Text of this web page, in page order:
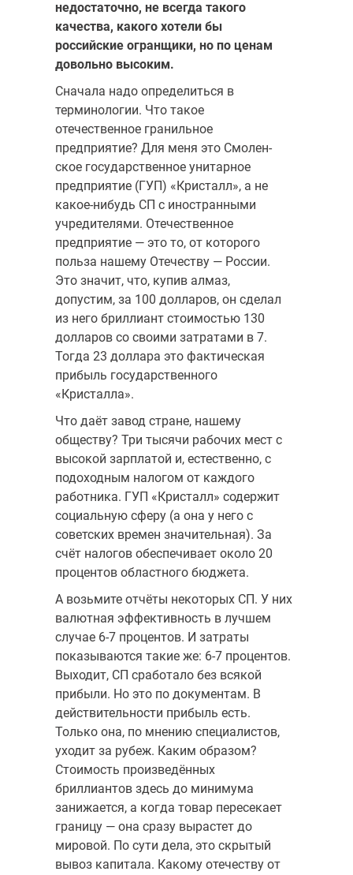
не­достаточно, не всегда такого
качества, какого хотели бы
российские огранщики, но по ценам
довольно высоким.
Сначала надо определиться в
терминологии. Что такое
отечественное гранильное
предприятие? Для меня это Смолен­
ское государственное унитарное
предприятие (ГУП) «Кристалл», а не
какое-нибудь СП с иностранными
учредителями. Отечественное
предприятие — это то, от которого
польза нашему Отечеству — России.
Это значит, что, купив алмаз,
допустим, за 100 долларов, он сделал
из него бриллиант стоимостью 130
долларов со своими за­тратами в 7.
Тогда 23 доллара это фактическая
прибыль государствен­ного
«Кристалла».
Что даёт завод стране, нашему
обществу? Три тысячи рабочих мест с
высокой зарплатой и, естественно, с
подоходным налогом от каждого
работника. ГУП «Кристалл» содержит
социальную сферу (а она у него с
советских времен значительная). За
счёт налогов обеспечивает около 20
процентов областного бюджета.
А возьмите отчёты некоторых СП. У них
валютная эффектив­ность в лучшем
случае 6-7 процентов. И затраты
показываются такие же: 6-7 процентов.
Выходит, СП сработало без всякой
прибыли. Но это по документам. В
действительности прибыль есть.
Только она, по мне­нию специалистов,
уходит за рубеж. Каким образом?
Стоимость про­изведённых
бриллиантов здесь до минимума
занижается, а когда товар пересекает
границу — она сразу вырастет до
мировой. По сути дела, это скрытый
вывоз капитала. Какому отечеству от